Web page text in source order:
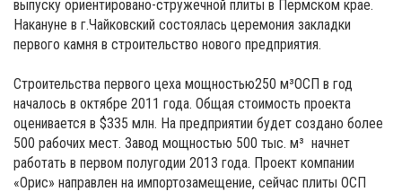
выпуску ориентировано-стружечной плиты в Пермском крае.
Накануне в г.Чайковский состоялась церемония закладки
первого камня в строительство нового предприятия.
Строительства первого цеха мощностью250 м³ОСП в год
началось в октябре 2011 года. Общая стоимость проекта
оценивается в $335 млн. На предприятии будет создано более
500 рабочих мест. Завод мощностью 500 тыс. м³ начнет
работать в первом полугодии 2013 года. Проект компании
«Орис» направлен на импортозамещение, сейчас плиты ОСП